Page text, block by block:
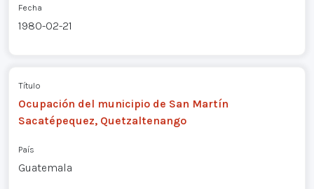
Fecha
1980-02-21
Título
Ocupación del municipio de San Martín
Sacatépequez, Quetzaltenango
País
Guatemala